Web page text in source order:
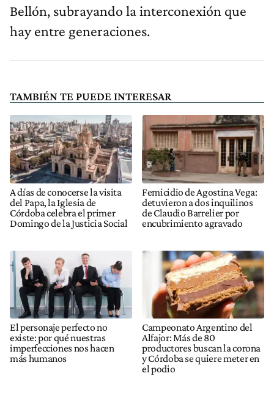
Bellón, subrayando la interconexión que
hay entre generaciones.
TAMBIÉN TE PUEDE INTERESAR
A días de conocerse la visita
del Papa, la Iglesia de
Córdoba celebra el primer
Domingo de la Justicia Social
Femicidio de Agostina Vega:
detuvieron a dos inquilinos
de Claudio Barrelier por
encubrimiento agravado
El personaje perfecto no
existe: por qué nuestras
imperfecciones nos hacen
más humanos
Campeonato Argentino del
Alfajor: Más de 80
productores buscan la corona
y Córdoba se quiere meter en
el podio